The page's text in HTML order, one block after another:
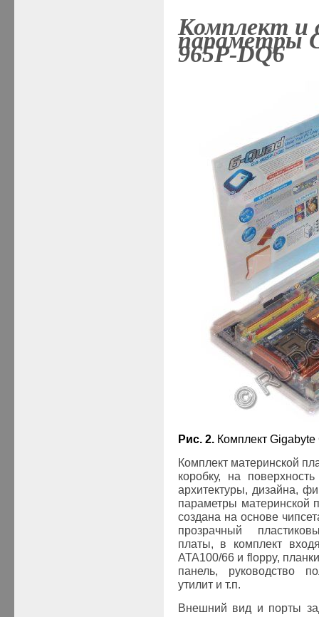
Комплект и
параметры
965P-DQ6
Рис. 2. Комплект Gigabyte
Комплект материнской
коробку, на
архитектуры, дизайна,
параметры материнской
создана на основе
прозрачный
платы, в комплект
ATA100/66 и floppy,
панель, руководство
утилит и т.п.
Внешний вид и порты